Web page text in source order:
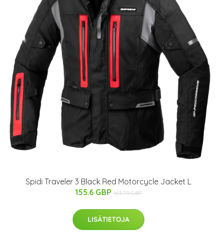
Spidi Traveler 3 Black Red Motorcycle Jacket L
155.6 GBP 163.79 GBP
LISÄTIETOJA